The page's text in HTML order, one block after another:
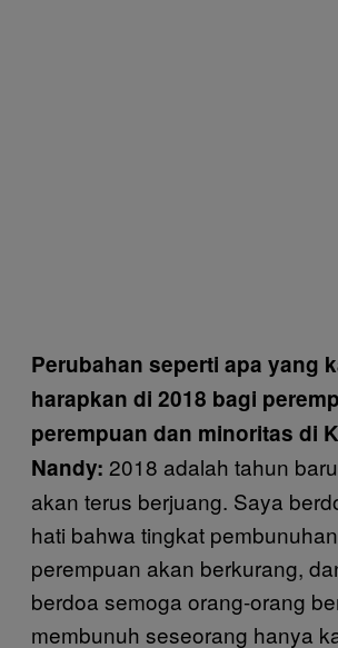
Perubahan seperti apa yang
harapkan di 2018 bagi
perempuan dan minoritas di
Nandy: 2018 adalah tahun
akan terus berjuang. Saya
hati bahwa tingkat
perempuan akan berkurang,
berdoa semoga orang-orang
membunuh seseorang hanya